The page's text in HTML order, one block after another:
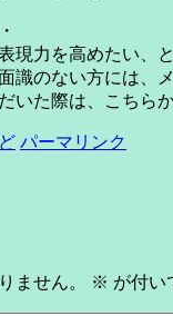
現力を高めたい、
のない方には、
た際は、こちら
パーマリンク
ません。 ※ が付い